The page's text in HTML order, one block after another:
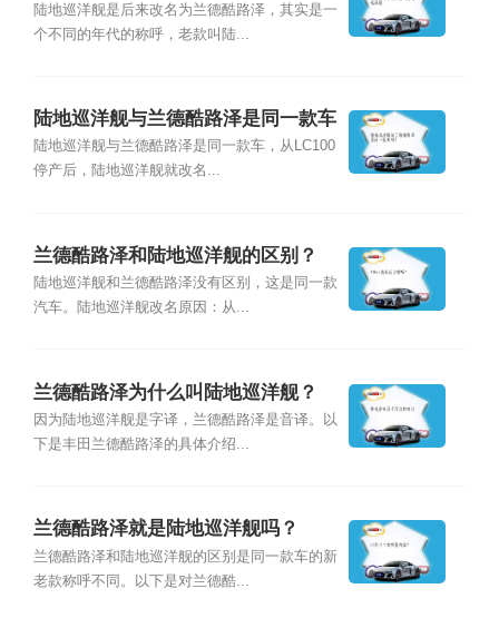
陆地巡洋舰是后来改名为兰德酷路泽，其实是一
个不同的年代的称呼，老款叫陆...
陆地巡洋舰与兰德酷路泽是同一款车
吗？
陆地巡洋舰与兰德酷路泽是同一款车，从LC100
停产后，陆地巡洋舰就改名...
兰德酷路泽和陆地巡洋舰的区别？
陆地巡洋舰和兰德酷路泽没有区别，这是同一款
汽车。陆地巡洋舰改名原因：从...
兰德酷路泽为什么叫陆地巡洋舰？
因为陆地巡洋舰是字译，兰德酷路泽是音译。以
下是丰田兰德酷路泽的具体介绍...
兰德酷路泽就是陆地巡洋舰吗？
兰德酷路泽和陆地巡洋舰的区别是同一款车的新
老款称呼不同。以下是对兰德酷...